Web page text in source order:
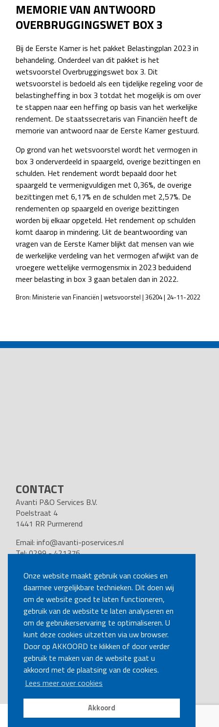
Onze website maakt gebruik van cookies en
daarmee vergelijkbare technieken. Dit doen wij
om de website goed te laten functioneren,
gebruik van de website te laten analyseren en
om de gebruikerservaring te optimaliseren. U
kunt deze cookies uitzetten via uw browser.
Door op AKKOORD te klikken of door verder
gebruik te maken van de website gaat u
akkoord met de plaatsing van de cookies.
Lees meer over cookies
Akkoord
MEMORIE VAN ANTWOORD
OVERBRUGGINGSWET BOX 3
Bij de Eerste Kamer is het pakket Belastingplan 2023 in
behandeling. Onderdeel van dit pakket is het
wetsvoorstel Overbruggingswet box 3. Dit
wetsvoorstel is bedoeld als een tijdelijke regeling voor de
belastingheffing in box 3 totdat het mogelijk is om over
te stappen naar een heffing op basis van het werkelijke
rendement. De staatssecretaris van Financiën heeft de
memorie van antwoord naar de Eerste Kamer gestuurd.
Op grond van het wetsvoorstel wordt het vermogen in
box 3 onderverdeeld in spaargeld, overige bezittingen en
schulden. Het rendement wordt bepaald door het
spaargeld te vermenigvuldigen met 0,36%, de overige
bezittingen met 6,17% en de schulden met 2,57%. De
rendementen op spaargeld en overige bezittingen
worden bij elkaar opgeteld. Het rendement op schulden
komt daarop in mindering. Uit de beantwoording van
vragen van de Eerste Kamer blijkt dat mensen van wie
de werkelijke verdeling van het vermogen afwijkt van de
vroegere wettelijke vermogensmix in 2023 beduidend
meer belasting in box 3 gaan betalen dan in 2022.
Bron: Ministerie van Financiën | wetsvoorstel | 36204 | 24-11-2022
NAVIGATION
CONTACT
Avanti P&O Services B.V.
Poelstraat 4
1441 RR Purmerend
Email: info@avanti-poservices.nl
Tel: 0299 - 421376
Kvk nummer: 37140121
VOLG ONS
BEL MIJ TERUG
MAAK EEN AFSPRAAK
Disclaimer|Privacy|Cookies